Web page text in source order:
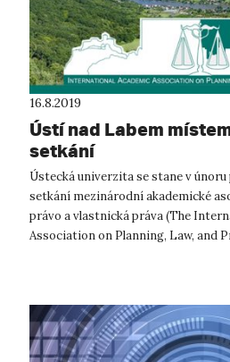
16.8.2019
Ústí nad Labem
setkání
Ústecká univerzita se stane v
setkání mezinárodní akademické
právo a vlastnická práva (The
Association on Planning, Law, and